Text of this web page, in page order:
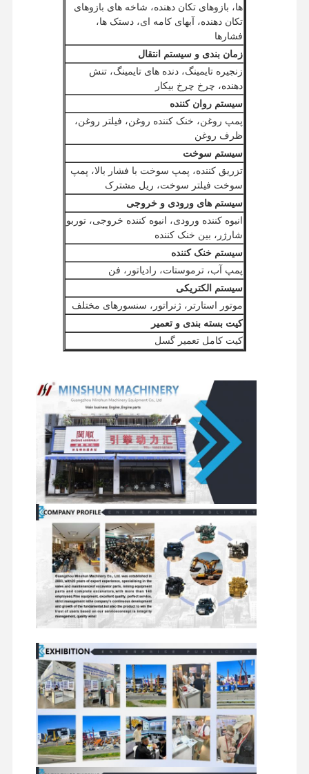
ها، بازوهای تکان دهنده، شاخه های بازوهای
تکان دهنده، آبهای کامه ای، دستک ها،
فشارها
زمان بندی و سیستم انتقال
زنجیره تایمینگ، دنده های تایمینگ، تنش
دهنده، چرخ چرخ بیکار
سیستم روان کننده
پمپ روغن، خنک کننده روغن، فیلتر روغن،
ظرف روغن
سیستم سوخت
تزریق کننده، پمپ سوخت با فشار بالا، پمپ
سوخت فیلتر سوخت، ریل مشترک
سیستم های ورودی و خروجی
انبوه کننده ورودی، انبوه کننده خروجی، توربو
شارژر، بین خنک کننده
سیستم خنک کننده
پمپ آب، ترموستات، رادیاتور، فن
سیستم الکتریکی
موتور استارتر، ژنراتور، سنسورهای مختلف
کیت بسته بندی و تعمیر
کیت کامل تعمیر گسل